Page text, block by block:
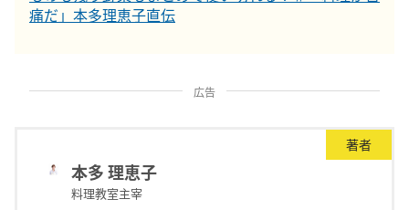
痛だ」本多理恵子直伝
広告
著者
本多 理恵子
料理教室主宰